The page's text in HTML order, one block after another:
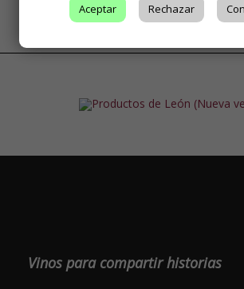
Vinos para compartir historias
Aceptar Rechazar